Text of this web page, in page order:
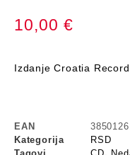
10,00 €
Izdanje Croatia
EAN
Kategorija
RSD